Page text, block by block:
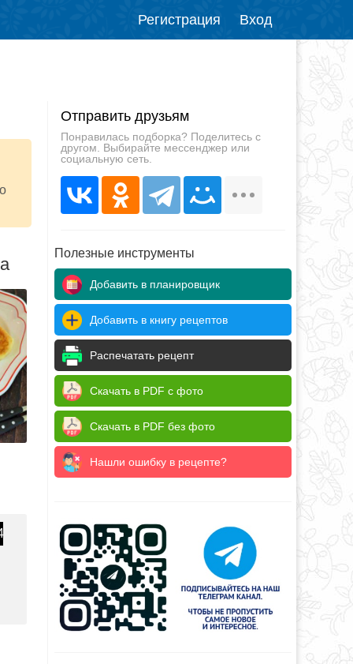
Регистрация Вход
Отправить друзьям
Понравилась подборка? Поделитесь с
другом. Выбирайте мессенджер или
социальную сеть.
Полезные инструменты
Добавить в планировщик
Добавить в книгу рецептов
Распечатать рецепт
Скачать в PDF с фото
Скачать в PDF без фото
Нашли ошибку в рецепте?